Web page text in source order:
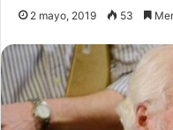
2 mayo, 2019 53